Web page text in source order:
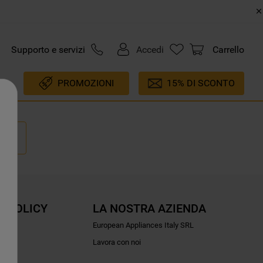
Supporto e servizi Accedi Carrello
PROMOZIONI 15% DI SCONTO
POLICY LA NOSTRA AZIENDA
European Appliances Italy SRL
Lavora con noi